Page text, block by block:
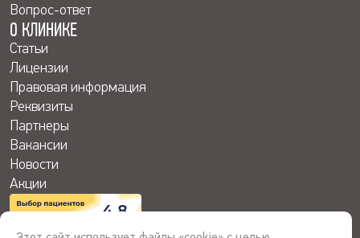
Вопрос-ответ
О КЛИНИКЕ
Статьи
Лицензии
Правовая информация
Реквизиты
Партнеры
Вакансии
Новости
Акции
4.8